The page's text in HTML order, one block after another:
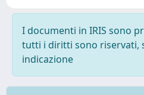
I documenti in IRIS sono
tutti i diritti sono riservati,
indicazione